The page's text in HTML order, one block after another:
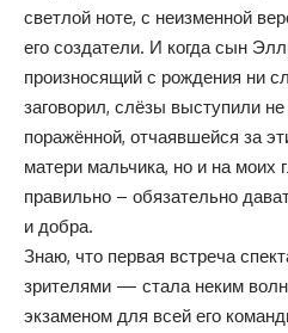
светлой ноте, с неизменной
его создатели. И когда сын
произносящий с рождения ни
заговорил, слёзы выступили не
поражённой, отчаявшейся за
матери мальчика, но и на моих
правильно – обязательно
и добра.
Знаю, что первая встреча
зрителями — стала неким
экзаменом для всей его